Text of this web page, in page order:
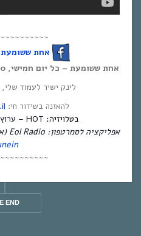
END
אחת ששומעת
אחת ששומעת – כל יום חמישי, 12:00-14:00,
לינק ישיר לעמוד
להאזנה בשידור חי:
בטלויזיה: HOT – ערוץ 87 | YES – ערוץ 71
אפליקציה לסמרטפון: Eol Radio (אנדרואיד/אייפון) או באפליקציית
END